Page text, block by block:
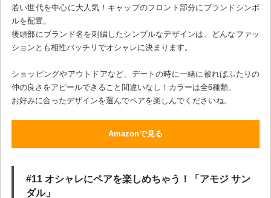
若い世代を中心に大人気！キャップのフロント部分にブランドシンボ
ルを配置。
後頭部にブランド名を刺繍したシンプルなデザインは、どんなファッ
ションとも相性バッチリでオシャレに決まります。
ショッピングやアウトドアなど、デートの時に一緒に被ればふたりの
仲の良さをアピールできること間違いなし！カラーは全6種類。
お好みに合ったデザインを選んでペアを楽しんでくださいね。
Amazonで見る
#11 オシャレにペアを楽しめちゃう！「アモジ サン
ダル」